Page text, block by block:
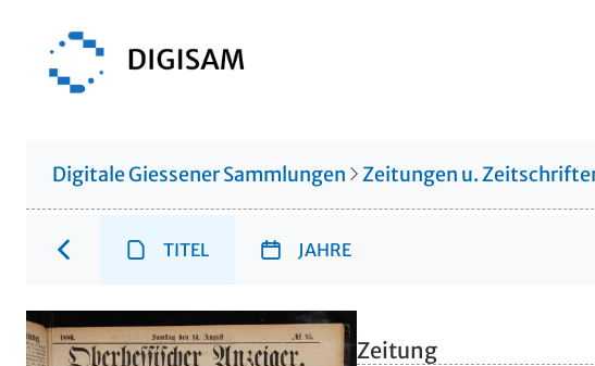
Digitale Giessener Sammlungen Zeitungen u.
TITEL JAHRE
Zeitung